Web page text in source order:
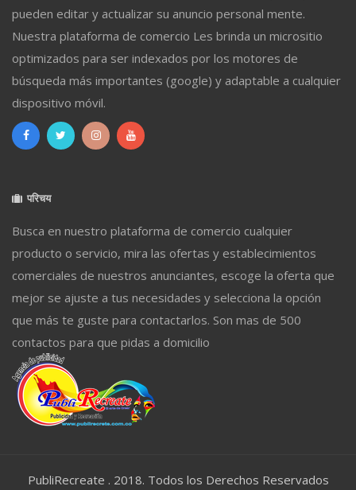
pueden editar y actualizar su anuncio personal mente.
Nuestra plataforma de comercio Les brinda un micrositio
optimizados para ser indexados por los motores de
búsqueda más importantes (google) y adaptable a cualquier
dispositivo móvil.
परिचय
Busca en nuestro plataforma de comercio cualquier
producto o servicio, mira las ofertas y establecimientos
comerciales de nuestros anunciantes, escoge la oferta que
mejor se ajuste a tus necesidades y selecciona la opción
que más te guste para contactarlos. Son mas de 500
contactos para que pidas a domicilio
PubliRecreate . 2018. Todos los Derechos Reservados